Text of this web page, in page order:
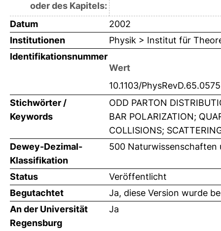
oder des Kapitels:
Datum
2002
Institutionen
Physik > Institut für
Identifikationsnummer
Wert
10.1103/
Stichwörter /
Keywords
ODD PARTON
BAR POLARIZATION;
COLLISIONS;
Dewey-Dezimal-
Klassifikation
500 Naturwissenschaften
Status
Veröffentlicht
Begutachtet
Ja, diese Version wurde
An der Universität
Regensburg
Ja